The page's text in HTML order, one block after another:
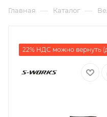
Главная — Каталог —
22% НДС можно вернуть